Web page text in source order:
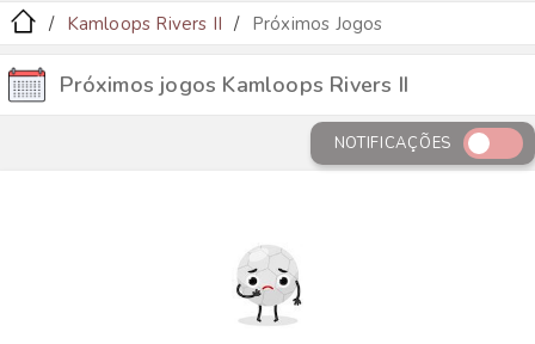
Kamloops Rivers II Próximos Jogos
Próximos jogos Kamloops Rivers II
NOTIFICAÇÕES